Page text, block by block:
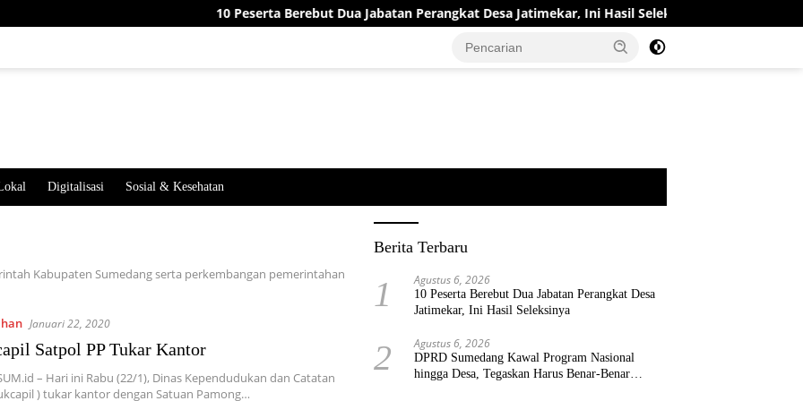
10 Peserta Berebut Dua Jabatan Perangkat Desa Jatimekar, Ini Hasil Seleksinya DPRD Sumedang
Digitalisasi Sosial & Kesehatan
Kabupaten Sumedang serta perkembangan pemerintahan
Januari 22, 2020
Satpol PP Tukar Kantor
– Hari ini Rabu (22/1), Dinas Kependudukan dan Catatan
) tukar kantor dengan Satuan Pamong…
Berita Terbaru
1 Agustus 6, 2026
10 Peserta Berebut Dua Jabatan Perangkat Desa
Jatimekar, Ini Hasil Seleksinya
2 Agustus 6, 2026
DPRD Sumedang Kawal Program Nasional
hingga Desa, Tegaskan Harus Benar-Benar